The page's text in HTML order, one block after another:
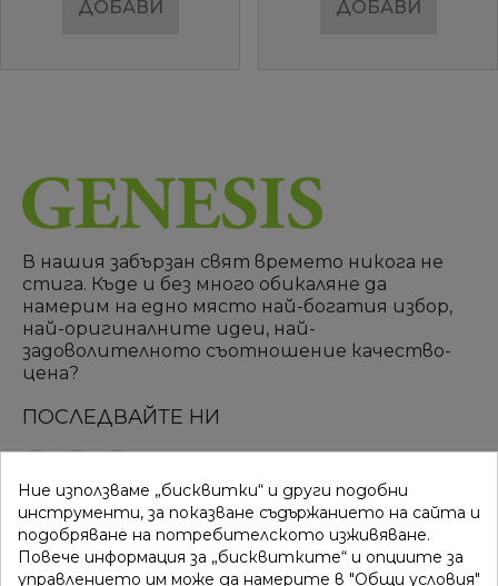
ДОБАВИ ДОБАВИ
В нашия забързан свят времето никога не
стига. Къде и без много обикаляне да
намерим на едно място най-богатия избор,
най-оригиналните идеи, най-
задоволителното съотношение качество-
цена?
ПОСЛЕДВАЙТЕ НИ
ВРЪЗКИ
Вход
КАТЕГОРИИ
Разпродажба
Ние използваме „бисквитки“ и други подобни
инструменти, за показване съдържанието на сайта и
подобряване на потребителското изживяване.
Повече информация за „бисквитките“ и опциите за
управлението им може да намерите в "Общи условия"